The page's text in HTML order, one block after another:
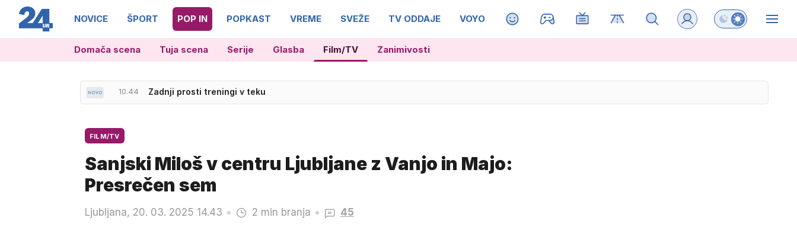
NOVICE ŠPORT POP IN POPKAST VREME SVEŽE TV ODDAJE VOYO MAGAZIN Preklopi barvni
Domača scena Tuja scena Serije Glasba Film/TV Zanimivosti
10.44 Zadnji prosti treningi v teku
11.01 Dan ljubezni po Emkejevo
FILM/TV
Sanjski Miloš v centru Ljubljane z Vanjo in Majo:
Presrečen sem
Ljubljana, 20. 03. 2025 14.43 2 min branja 45